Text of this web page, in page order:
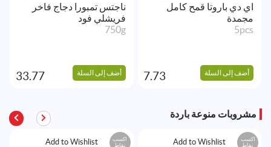
اي دي باروتا قمح كامل
مجمدة
5pcs
أضف إلى السلة 7.73
ناجتس تمبورا دجاج فاخر
فريشلي فود
750g
أضف إلى السلة 33.77
مشروبات منوعة باردة
Add to Wishlist
اكسب
نقاط
Add to Wishlist
اكسب
نقاط